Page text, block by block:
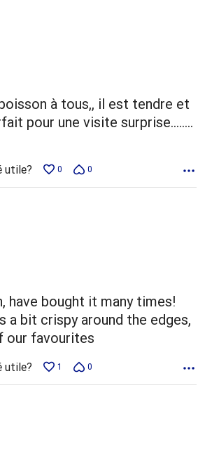
à tous,, il est tendre et
pour une visite surprise........
utile? 0 0
have bought it many times!
a bit crispy around the edges,
our favourites
utile? 1 0